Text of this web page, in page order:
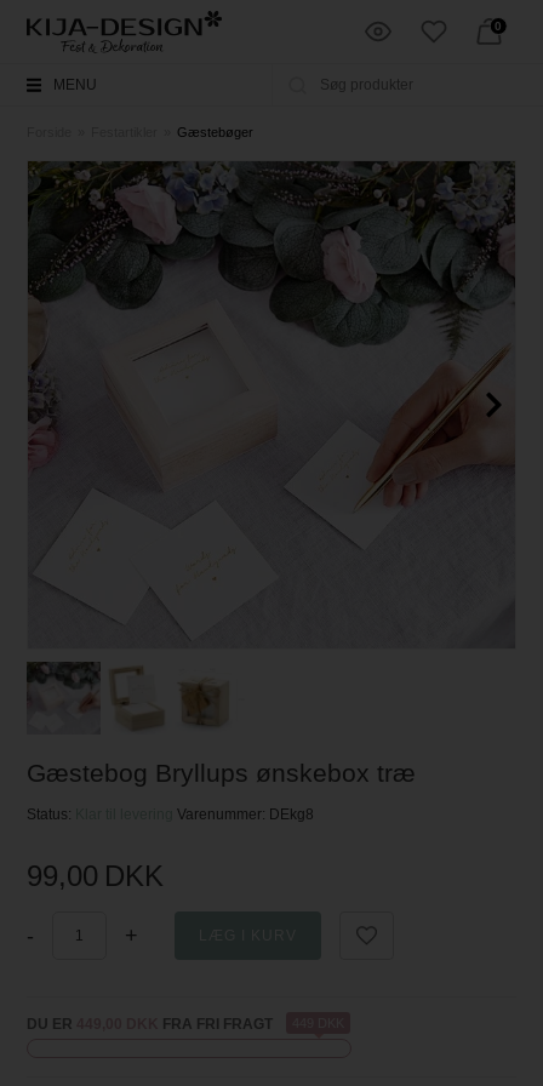
0
MENU
Gæstebøger
Gæstebog Bryllups ønskebox træ
Status: Klar til leveringVarenummer: DEkg8
99,00 DKK
- +
DU ER FRA FRI FRAGT